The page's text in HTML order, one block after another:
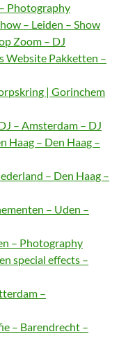
Photography
– Leiden – Show
Zoom – DJ
Website Pakketten –
| Gorinchem
– Amsterdam – DJ
Haag – Den Haag –
– Den Haag –
– Uden –
– Photography
special effects –
–
– Barendrecht –